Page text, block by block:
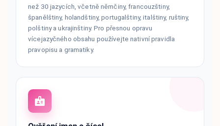
než 30 jazycích, včetně němčiny, francouzštiny,
španělštiny, holandštiny, portugalštiny, italštiny, ruštiny,
polštiny a ukrajinštiny. Pro přesnou opravu
vícejazyčného obsahu používejte nativní pravidla
pravopisu a gramatiky.